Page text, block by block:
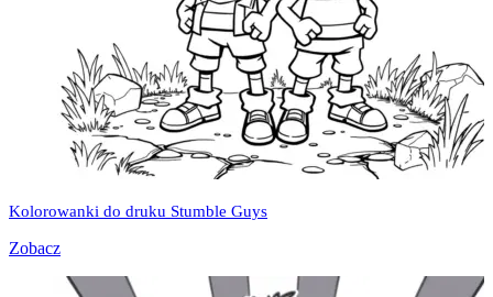
Kolorowanki do druku Stumble Guys
Zobacz